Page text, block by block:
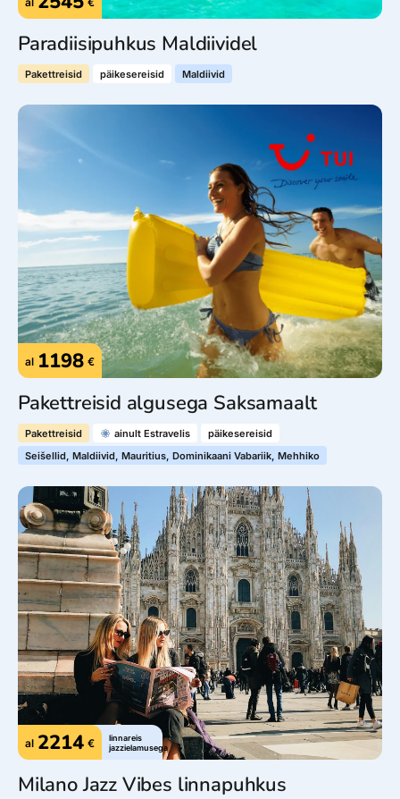
Paradiisipuhkus Maldiividel
Pakettreisid päikesereisid Maldiivid
al 1198 €
Pakettreisid algusega Saksamaalt
Pakettreisid ainult Estravelis
päikesereisid
Seišellid, Maldiivid, Mauritius, Dominikaani Vabariik, Mehhiko
al 2214 €
linnareis
jazzielamusega
Milano Jazz Vibes linnapuhkus